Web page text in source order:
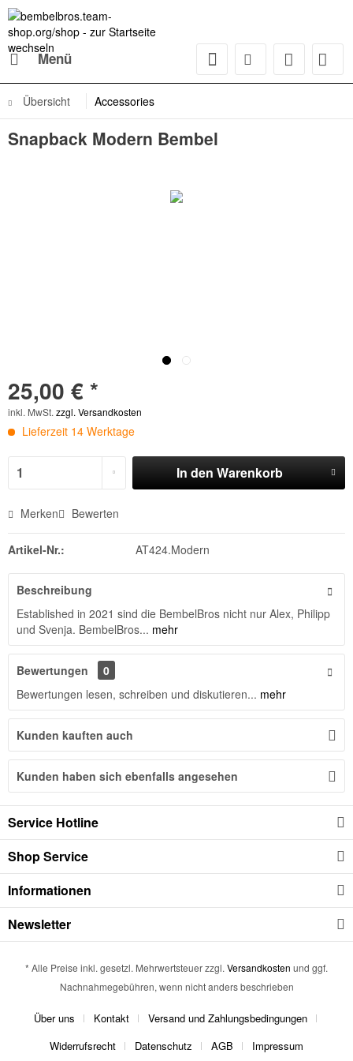
Menü
Übersicht Accessories
Snapback Modern Bembel
25,00 € *
inkl. MwSt. zzgl. Versandkosten
Lieferzeit 14 Werktage
In den Warenkorb
Merken Bewerten
Artikel-Nr.: AT424.Modern
Beschreibung
Established in 2021 sind die BembelBros nicht nur Alex, Philipp
und Svenja. BembelBros... mehr
Bewertungen
0
Bewertungen lesen, schreiben und diskutieren... mehr
Kunden kauften auch
Kunden haben sich ebenfalls angesehen
Service Hotline
Shop Service
Informationen
Newsletter
* Alle Preise inkl. gesetzl. Mehrwertsteuer zzgl. Versandkosten und ggf.
Nachnahmegebühren, wenn nicht anders beschrieben
Über uns Kontakt
Versand und Zahlungsbedingungen
Widerrufsrecht
Datenschutz AGB
Impressum